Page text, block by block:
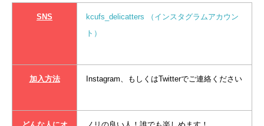
SNS
kcufs_delicatters （インスタグラムアカウン
ト）
加入方法 Instagram、もしくはTwitterでご連絡ください